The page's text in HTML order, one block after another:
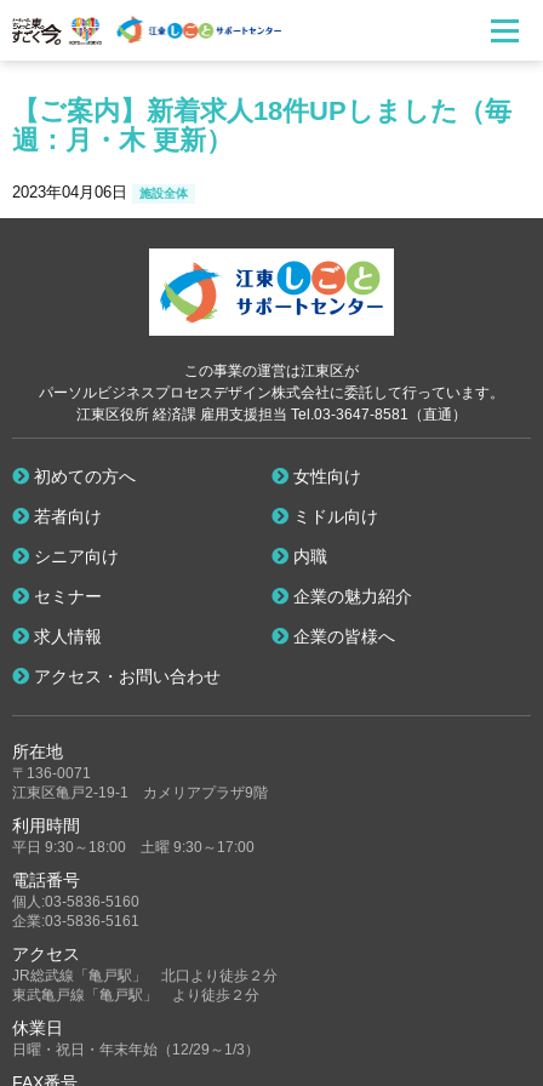
【ご案内】新着求人18件UPしました（毎
週：月・木 更新）
2023年04月06日 施設全体
この事業の運営は江東区が
パーソルビジネスプロセスデザイン株式会社に委託して行っています。
江東区役所 経済課 雇用支援担当 Tel.03-3647-8581（直通）
所在地
〒136-0071
江東区亀戸2-19-1 カメリアプラザ9階
利用時間
平日 9:30～18:00 土曜 9:30～17:00
電話番号
個人:03-5836-5160
企業:03-5836-5161
アクセス
JR総武線「亀戸駅」 北口より徒歩２分
東武亀戸線「亀戸駅」 より徒歩２分
休業日
日曜・祝日・年末年始（12/29～1/3）
初めての方へ 女性向け
若者向け ミドル向け
シニア向け 内職
セミナー 企業の魅力紹介
求人情報 企業の皆様へ
アクセス・お問い合わせ